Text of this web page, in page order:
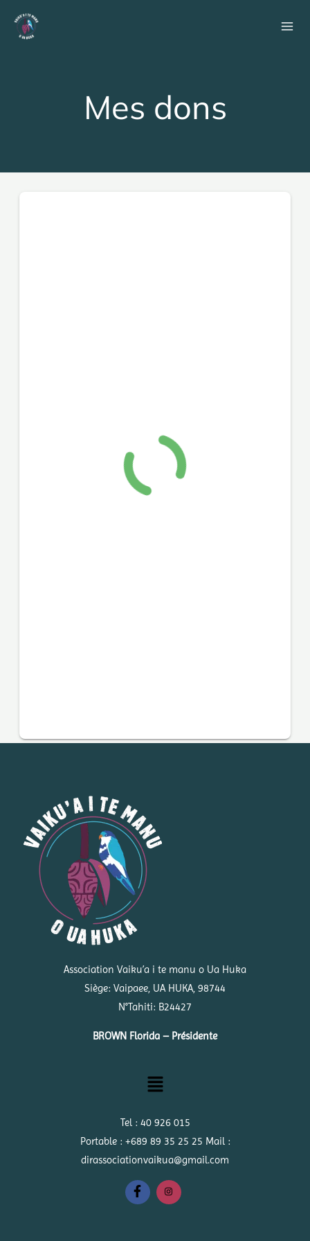
Mes dons
Association Vaiku’a i te manu o Ua Huka
Siège: Vaipaee, UA HUKA, 98744
N°Tahiti: B24427
BROWN Florida – Présidente
Menu
Tel : 40 926 015
Portable : +689 89 35 25 25 Mail :
dirassociationvaikua@gmail.com